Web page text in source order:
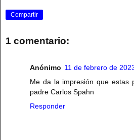
Compartir
1 comentario:
Anónimo 11 de febrero de
Me da la impresión que estas
padre Carlos Spahn
Responder